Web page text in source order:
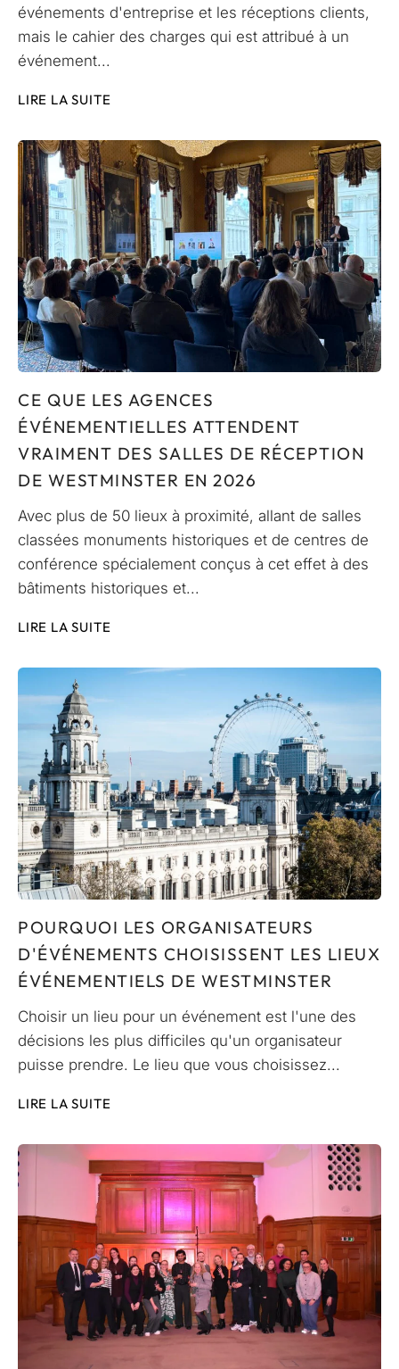
événements d'entreprise et les réceptions clients,
mais le cahier des charges qui est attribué à un
événement...
LIRE LA SUITE
CE QUE LES AGENCES
ÉVÉNEMENTIELLES ATTENDENT
VRAIMENT DES SALLES DE RÉCEPTION
DE WESTMINSTER EN 2026
Avec plus de 50 lieux à proximité, allant de salles
classées monuments historiques et de centres de
conférence spécialement conçus à cet effet à des
bâtiments historiques et...
LIRE LA SUITE
POURQUOI LES ORGANISATEURS
D'ÉVÉNEMENTS CHOISISSENT LES LIEUX
ÉVÉNEMENTIELS DE WESTMINSTER
Choisir un lieu pour un événement est l'une des
décisions les plus difficiles qu'un organisateur
puisse prendre. Le lieu que vous choisissez...
LIRE LA SUITE